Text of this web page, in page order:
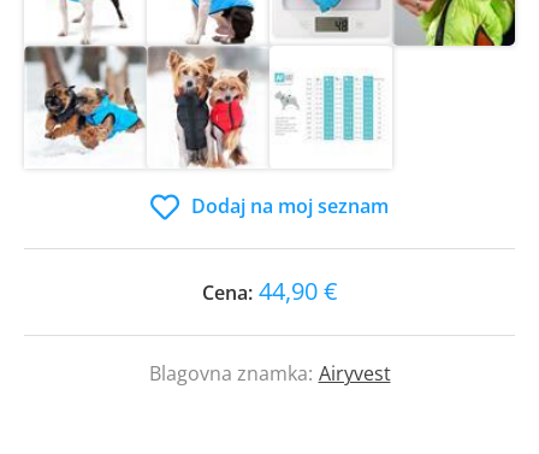
Dodaj na moj seznam
Cena: 44,90 €
Blagovna znamka: Airyvest